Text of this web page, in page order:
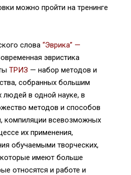
можно пройти на тренинге
слова “Эврика” —
эвристика
ТРИЗ — набор методов и
собранных большим
людей в одной науке, в
методов и способов
компиляции всевозможных
их применения,
обучаемыми творческих,
имеют больше
относятся и работе и